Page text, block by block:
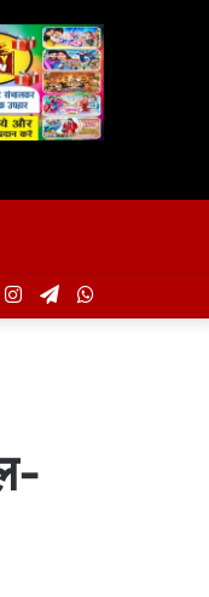
Telegram
Instagram
YouTube